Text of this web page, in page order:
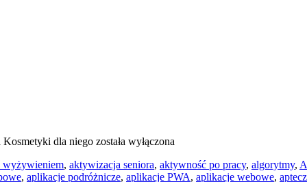
Kosmetyki dla niego została wyłączona
wyżywieniem, aktywizacja seniora, aktywność po pracy, algorytmy,
, aplikacje podróżnicze, aplikacje PWA, aplikacje webowe,